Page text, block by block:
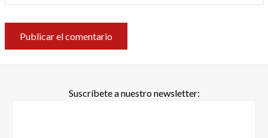
Suscríbete a nuestro newsletter: